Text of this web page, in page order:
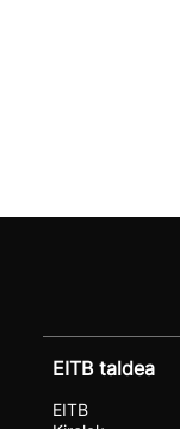
EITB taldea
EITB